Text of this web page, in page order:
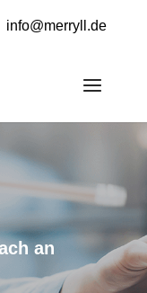
info@merryll.de
an